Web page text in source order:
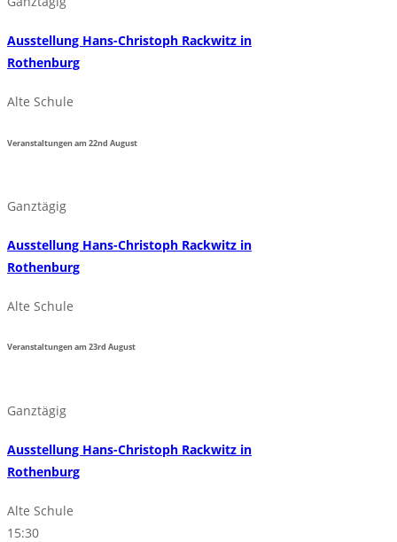
Ausstellung Hans-Christoph Rackwitz in
Rothenburg
Alte Schule
Veranstaltungen am22nd August
Ganztägig
Ausstellung Hans-Christoph Rackwitz in
Rothenburg
Alte Schule
Veranstaltungen am23rd August
Ganztägig
Ausstellung Hans-Christoph Rackwitz in
Rothenburg
Alte Schule
15:30